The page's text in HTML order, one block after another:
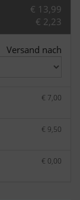
€ 13,99
€ 2,23
Versand nach
€ 7,00
€ 9,50
€ 0,00